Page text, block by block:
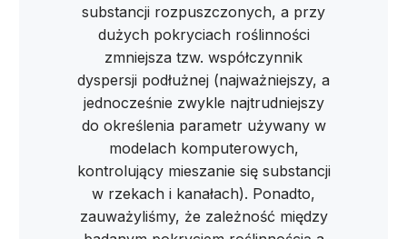
substancji rozpuszczonych, a przy
dużych pokryciach roślinności
zmniejsza tzw. współczynnik
dyspersji podłużnej (najważniejszy, a
jednocześnie zwykle najtrudniejszy
do określenia parametr używany w
modelach komputerowych,
kontrolujący mieszanie się substancji
w rzekach i kanałach). Ponadto,
zauważyliśmy, że zależność między